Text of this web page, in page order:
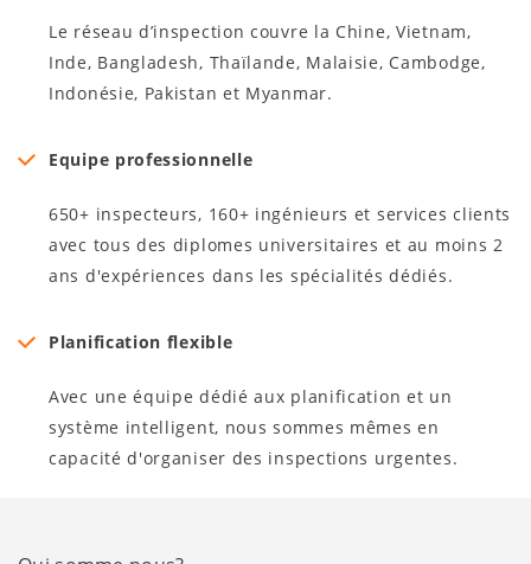
Le réseau d’inspection couvre la Chine, Vietnam,
Inde, Bangladesh, Thaïlande, Malaisie, Cambodge,
Indonésie, Pakistan et Myanmar.
Equipe professionnelle
650+ inspecteurs, 160+ ingénieurs et services clients
avec tous des diplomes universitaires et au moins 2
ans d'expériences dans les spécialités dédiés.
Planification flexible
Avec une équipe dédié aux planification et un
système intelligent, nous sommes mêmes en
capacité d'organiser des inspections urgentes.